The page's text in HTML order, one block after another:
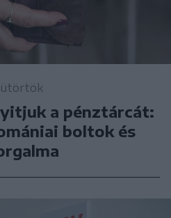
a pénztárcát:
boltok és